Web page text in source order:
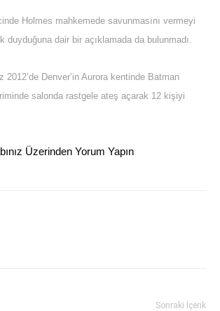
Holmes mahkemede savunmasını vermeyi
duyduğuna dair bir açıklamada da bulunmadı.
2012’de Denver’in Aurora kentinde Batman
salonda rastgele ateş açarak 12 kişiyi
Üzerinden Yorum Yapın
Sonraki İçerik